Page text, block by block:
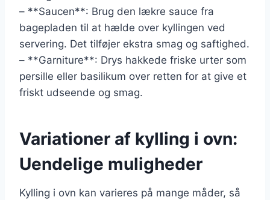
– **Saucen**: Brug den lækre sauce fra
bagepladen til at hælde over kyllingen ved
servering. Det tilføjer ekstra smag og saftighed.
– **Garniture**: Drys hakkede friske urter som
persille eller basilikum over retten for at give et
friskt udseende og smag.
Variationer af kylling i ovn:
Uendelige muligheder
Kylling i ovn kan varieres på mange måder, så